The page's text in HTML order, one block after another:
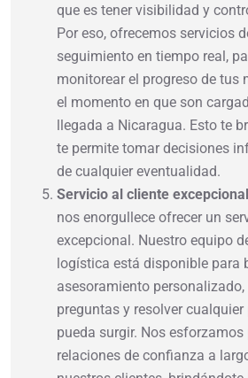
que es tener visibilidad y
Por eso, ofrecemos servicios
seguimiento en tiempo real,
monitorear el progreso de tus
el momento en que son
llegada a Nicaragua. Esto te
te permite tomar decisiones
de cualquier eventualidad.
Servicio al cliente
nos enorgullece ofrecer un
excepcional. Nuestro equipo
logística está disponible para
asesoramiento
preguntas y resolver
pueda surgir. Nos esforzamos
relaciones de confianza a